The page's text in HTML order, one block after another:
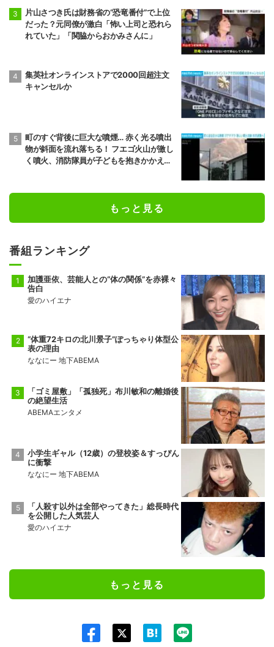
片山さつき氏は財務省の“恐竜番付”で上位
だった？元同僚が激白「怖い上司と恐れら
れていた」「関脇からおかみさんに」
集英社オンラインストアで2000回超注文
キャンセルか
町のすぐ背後に巨大な噴煙… 赤く光る噴出
物が斜面を流れ落ちる！ フエゴ火山が激し
く噴火、消防隊員が子どもを抱きかかえ夜
もっと見る
番組ランキング
加護亜依、芸能人との“体の関係”を赤裸々
告白
愛のハイエナ
“体重72キロの北川景子”ぽっちゃり体型公
表の理由
ななにー 地下ABEMA
「ゴミ屋敷」「孤独死」布川敏和の離婚後
の絶望生活
ABEMAエンタメ
小学生ギャル（12歳）の登校姿＆すっぴん
に衝撃
ななにー 地下ABEMA
「人殺す以外は全部やってきた」総長時代
を公開した人気芸人
愛のハイエナ
もっと見る